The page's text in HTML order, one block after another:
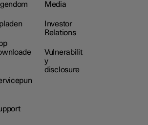
Media
Investor
Relations
Vulnerabilit
y
disclosure